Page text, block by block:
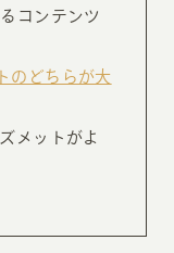
コンテンツ
のどちらが大
メットがよ